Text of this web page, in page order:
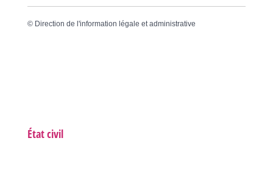
© Direction de l'information légale et administrative
État civil